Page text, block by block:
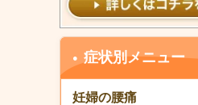
症状別メニュー
妊婦の腰痛